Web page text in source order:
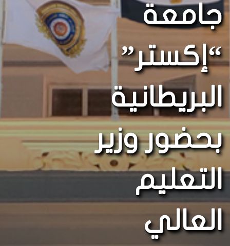
جامعة
“إكستر”
البريطانية
بحضور وزير
التعليم
العالي